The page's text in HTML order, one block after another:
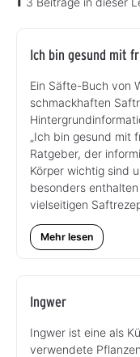
Ich bin gesund mit
Ein Säfte-Buch von
schmackhaften
„Ich bin gesund mit
Ratgeber, der
Körper wichtig sind
besonders
vielseitigen
Mehr lesen
Ingwer
Ingwer ist eine als
verwendete